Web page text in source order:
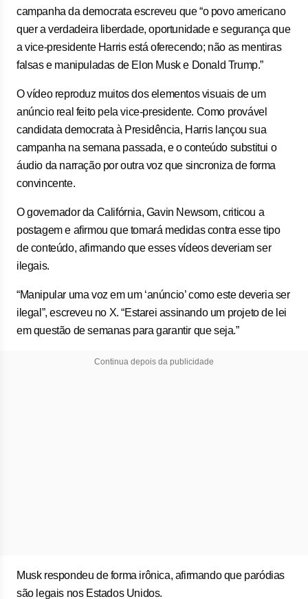
campanha da democrata escreveu que “o povo americano
quer a verdadeira liberdade, oportunidade e segurança que
a vice-presidente Harris está oferecendo; não as mentiras
falsas e manipuladas de Elon Musk e Donald Trump.”
O vídeo reproduz muitos dos elementos visuais de um
anúncio real feito pela vice-presidente. Como provável
candidata democrata à Presidência, Harris lançou sua
campanha na semana passada, e o conteúdo substitui o
áudio da narração por outra voz que sincroniza de forma
convincente.
O governador da Califórnia, Gavin Newsom, criticou a
postagem e afirmou que tomará medidas contra esse tipo
de conteúdo, afirmando que esses vídeos deveriam ser
ilegais.
“Manipular uma voz em um ‘anúncio’ como este deveria ser
ilegal”, escreveu no X. “Estarei assinando um projeto de lei
em questão de semanas para garantir que seja.”
Continua depois da publicidade
Musk respondeu de forma irônica, afirmando que paródias
são legais nos Estados Unidos.